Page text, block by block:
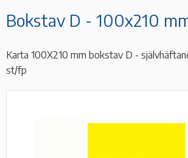
Bokstav D - 100x210
Karta 100X210 mm bokstav D -
st/fp